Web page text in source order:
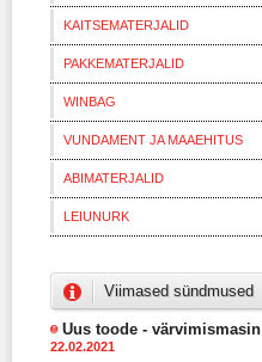
KAITSEMATERJALID
PAKKEMATERJALID
WINBAG
VUNDAMENT JA MAAEHITUS
ABIMATERJALID
LEIUNURK
Viimased sündmused
Uus toode - värvimismasin
22.02.2021